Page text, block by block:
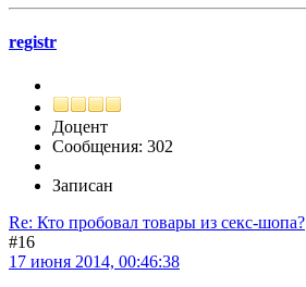
registr
Доцент
Сообщения: 302
Записан
Re: Кто пробовал товары из секс-шопа?
#16
17 июня 2014, 00:46:38